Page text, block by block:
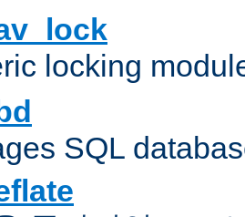
locking
SQL